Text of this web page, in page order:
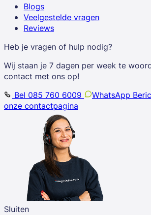
Blogs
Veelgestelde vragen
Reviews
Heb je vragen of hulp nodig?
Wij staan je 7 dagen per week te
contact met ons op!
Bel 085 760 6009
WhatsApp
onze contactpagina
Sluiten